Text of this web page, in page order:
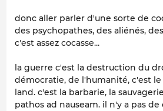
donc aller parler d'une sorte de
des psychopathes, des aliénés,
c'est assez cocasse...
la guerre c'est la destruction du
démocratie, de l'humanité, c'est le
land. c'est la barbarie, la
pathos ad nauseam. il n'y a pas